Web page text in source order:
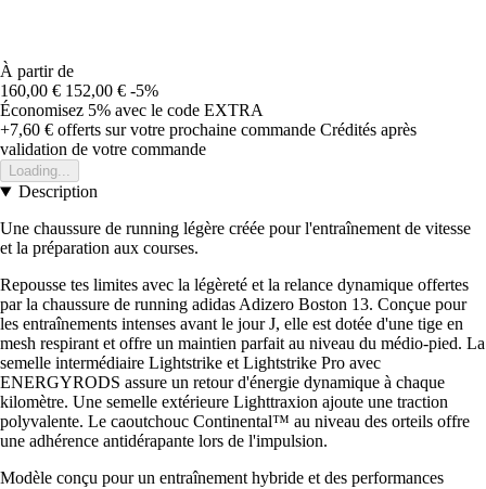
À partir de
160,00 € 152,00 € -5%
Économisez 5% avec le code EXTRA
+7,60 € offerts sur votre prochaine commande Crédités après
validation de votre commande
Loading...
Description
Une chaussure de running légère créée pour l'entraînement de vitesse
et la préparation aux courses.
Repousse tes limites avec la légèreté et la relance dynamique offertes
par la chaussure de running adidas Adizero Boston 13. Conçue pour
les entraînements intenses avant le jour J, elle est dotée d'une tige en
mesh respirant et offre un maintien parfait au niveau du médio-pied. La
semelle intermédiaire Lightstrike et Lightstrike Pro avec
ENERGYRODS assure un retour d'énergie dynamique à chaque
kilomètre. Une semelle extérieure Lighttraxion ajoute une traction
polyvalente. Le caoutchouc Continental™ au niveau des orteils offre
une adhérence antidérapante lors de l'impulsion.
Modèle conçu pour un entraînement hybride et des performances